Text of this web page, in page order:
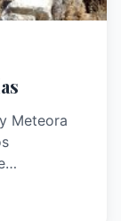
Meteora